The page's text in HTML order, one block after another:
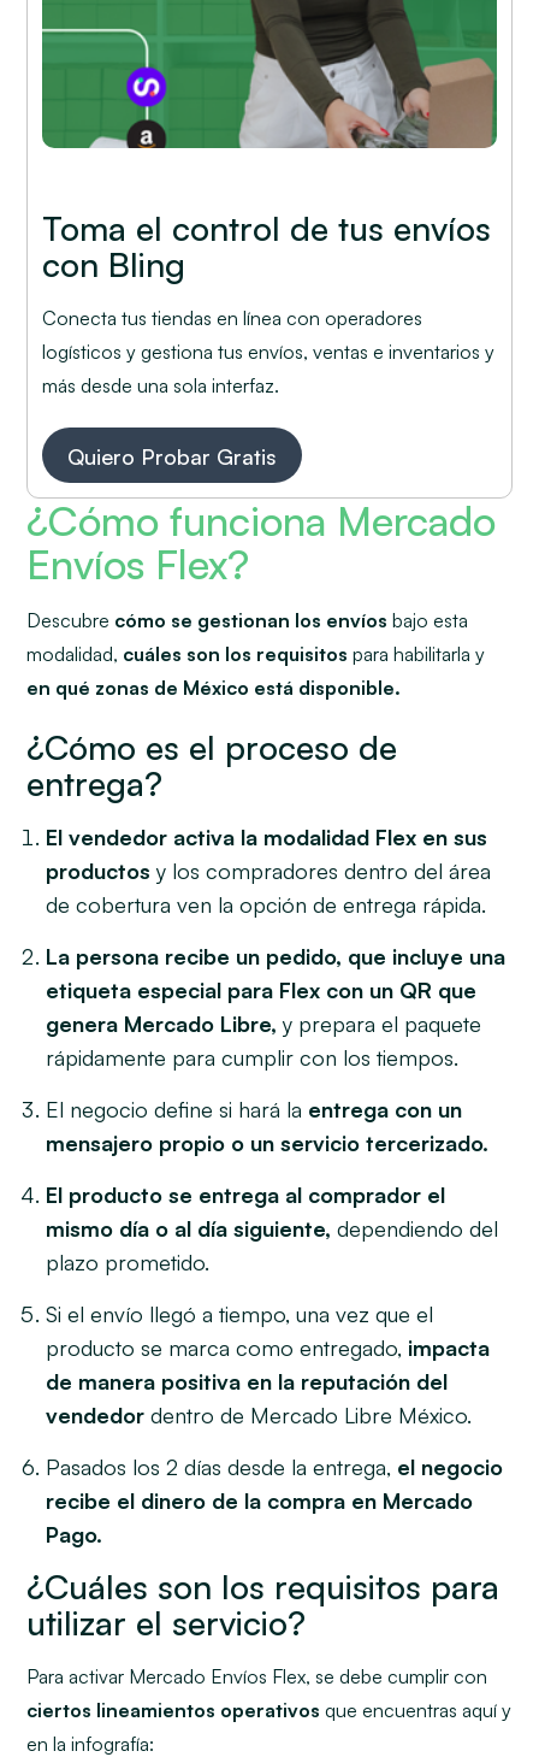
Toma el control de tus envíos
con Bling
Conecta tus tiendas en línea con operadores
logísticos y gestiona tus envíos, ventas e inventarios y
más desde una sola interfaz.
Quiero Probar Gratis
¿Cómo funciona Mercado
Envíos Flex?
Descubre cómo se gestionan los envíos bajo esta
modalidad, cuáles son los requisitos para habilitarla y
en qué zonas de México está disponible.
¿Cómo es el proceso de
entrega?
El vendedor activa la modalidad Flex en sus
productosy los compradores dentro del área
de cobertura ven la opción de entrega rápida.
La persona recibe un pedido, que incluye una
etiqueta especial para Flex con un QR que
genera Mercado Libre, y prepara el paquete
rápidamente para cumplir con los tiempos.
El negocio define si hará la entrega con un
mensajero propio o un servicio tercerizado.
El producto se entrega al comprador el
mismo día o al día siguiente, dependiendo del
plazo prometido.
Si el envío llegó a tiempo, una vez que el
producto se marca como entregado, impacta
de manera positiva en la reputación del
vendedor dentro de Mercado Libre México.
Pasados los 2 días desde la entrega, el negocio
recibe el dinero de la compra en Mercado
Pago.
¿Cuáles son los requisitos para
utilizar el servicio?
Para activar Mercado Envíos Flex, se debe cumplir con
ciertos lineamientos operativos que encuentras aquí y
en la infografía: